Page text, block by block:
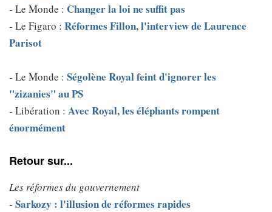
- Le Monde : Changer la loi ne suffit pas
- Le Figaro : Réformes Fillon, l'interview de Laurence
Parisot
- Le Monde : Ségolène Royal feint d'ignorer les
"zizanies" au PS
- Libération : Avec Royal, les éléphants rompent
énormément
Retour sur...
Les réformes du gouvernement
- Sarkozy : l'illusion de réformes rapides